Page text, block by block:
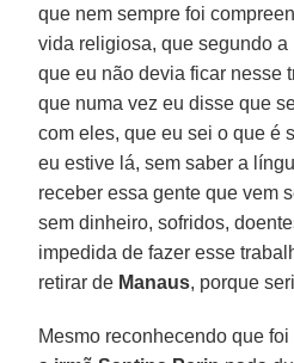
que nem sempre foi
vida religiosa, que segundo a
que eu não devia ficar nesse
que numa vez eu disse que
com eles, que eu sei o que é
eu estive lá, sem saber a
receber essa gente que vem
sem dinheiro, sofridos,
impedida de fazer esse
retirar de Manaus, porque
Mesmo reconhecendo que